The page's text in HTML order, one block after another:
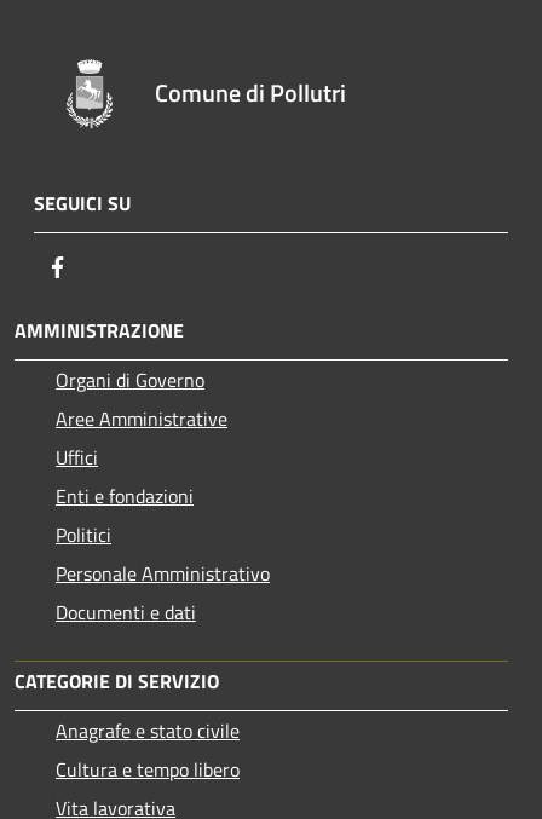
Comune di Pollutri
SEGUICI SU
AMMINISTRAZIONE
Organi di Governo
Aree Amministrative
Uffici
Enti e fondazioni
Politici
Personale Amministrativo
Documenti e dati
CATEGORIE DI SERVIZIO
Anagrafe e stato civile
Cultura e tempo libero
Vita lavorativa